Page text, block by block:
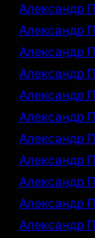
Александр
Александр
Александр
Александр
Александр
Александр
Александр
Александр
Александр
Александр
Александр